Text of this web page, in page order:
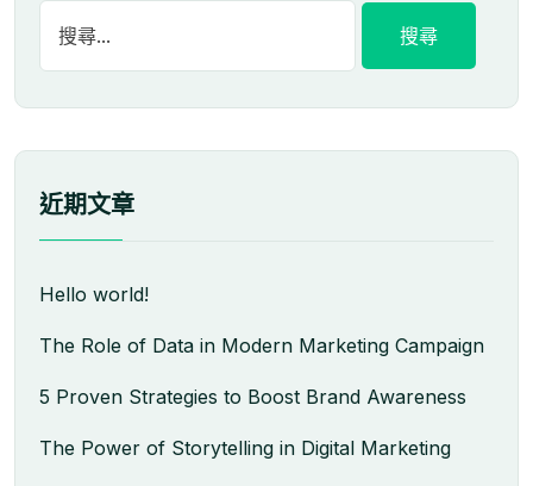
近期文章
Hello world!
The Role of Data in Modern Marketing Campaign
5 Proven Strategies to Boost Brand Awareness
The Power of Storytelling in Digital Marketing